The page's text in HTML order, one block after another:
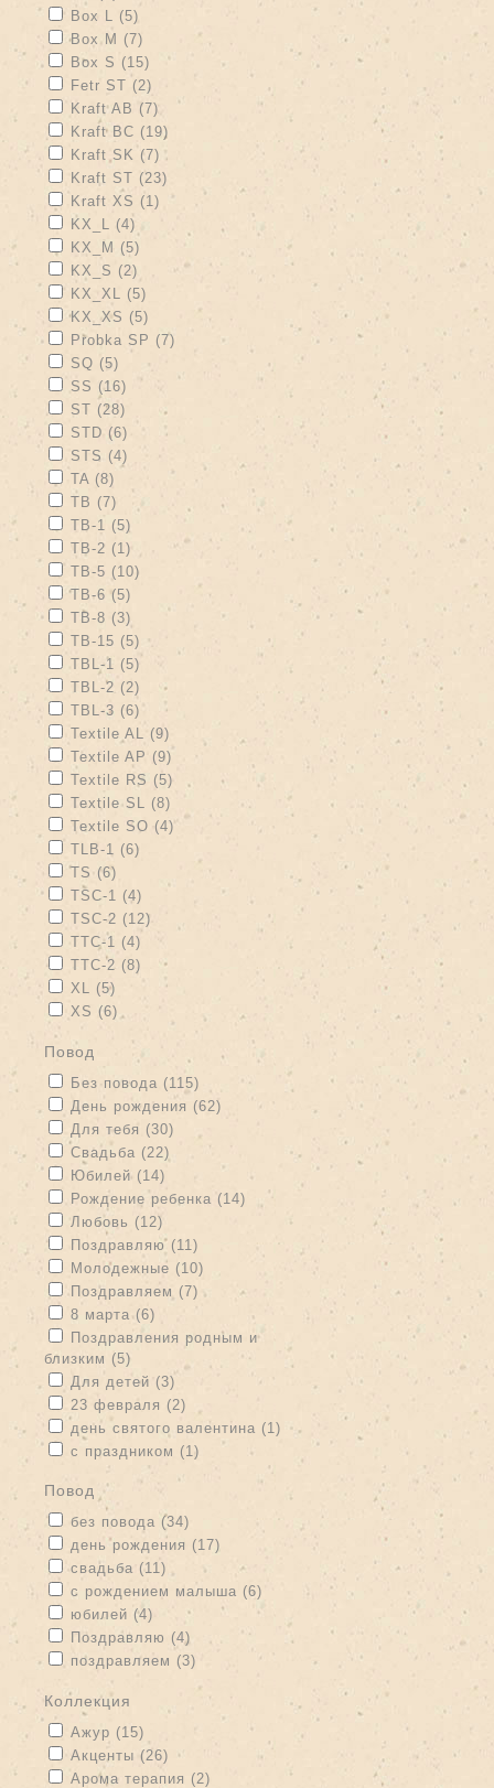
Apply Box L filter
Box L (5)
Apply Box M filter
Box M (7) Apply Box M filter
Apply Box S filter
Box S (15) Apply Box S filter
Apply Fetr ST filter
Fetr ST (2)
Apply Kraft AB filter
Kraft AB (7) Apply Kraft AB filter
Apply Kraft BC filter
Kraft BC (19)
Apply Kraft SK filter
Kraft SK (7) Apply Kraft SK filter
Apply Kraft ST filter
Kraft ST (23)
Apply Kraft XS filter
Kraft XS (1) Apply Kraft XS filter
Apply KX_L filter
KX_L (4)
Apply KX_M filter
KX_M (5)
Apply KX_S filter
KX_S (2) Apply KX_S filter
Apply KX_XL filter
KX_XL (5)
Apply KX_XS filter
KX_XS (5) Apply KX_XS filter
Apply Probka SP filter
Probka SP (7) Apply Probka SP filter
Apply SQ filter
SQ (5) Apply SQ filter
Apply SS filter
SS (16) Apply SS filter
Apply ST filter
ST (28) Apply ST filter
Apply STD filter
STD (6) Apply STD filter
Apply STS filter
STS (4)
Apply TA filter
TA (8) Apply TA filter
Apply TB filter
TB (7)
Apply TB-1 filter
TB-1 (5)
Apply TB-2 filter
TB-2 (1) Apply TB-2 filter
Apply TB-5 filter
TB-5 (10)
Apply TB-6 filter
TB-6 (5) Apply TB-6 filter
Apply TB-8 filter
TB-8 (3) Apply TB-8 filter
Apply TB-15 filter
TB-15 (5) Apply TB-15 filter
Apply TBL-1 filter
TBL-1 (5)
Apply TBL-2 filter
TBL-2 (2) Apply TBL-2 filter
Apply TBL-3 filter
TBL-3 (6) Apply TBL-3 filter
Apply Textile AL filter
Textile AL (9)
Apply Textile AP filter
Textile AP (9)
Apply Textile RS filter
Textile RS (5) Apply Textile RS filter
Apply Textile SL filter
Textile SL (8) Apply Textile SL filter
Apply Textile SO filter
Textile SO (4)Apply Textile SO filter
Apply TLB-1 filter
TLB-1 (6)
Apply TS filter
TS (6) Apply TS filter
Apply TSC-1 filter
TSC-1 (4) Apply TSC-1 filter
Apply TSC-2 filter
TSC-2 (12) Apply TSC-2 filter
Apply TTC-1 filter
TTC-1 (4)
Apply TTC-2 filter
TTC-2 (8) Apply TTC-2 filter
Apply XL filter
XL (5) Apply XL filter
Apply XS filter
XS (6)
повод
Apply Без повода filter
Без повода (115) Apply Без повода filter
Apply День рождения filter
День рождения (62) Apply День рождения filter
Apply Для тебя filter
Для тебя (30)
Apply Свадьба filter
Свадьба (22) Apply Свадьба filter
Apply Юбилей filter
Юбилей (14) Apply Юбилей filter
Apply Рождение ребенка filter
Рождение ребенка (14) Apply Рождение ребенка filter
Apply Любовь filter
Любовь (12) Apply Любовь filter
Apply Поздравляю filter
Поздравляю (11) Apply Поздравляю filter
Apply Молодежные filter
Молодежные (10) Apply Молодежные filter
Apply Поздравляем filter
Поздравляем (7) Apply Поздравляем filter
Apply 8 марта filter
8 марта (6)
Apply Поздравления родным и близким filter
Поздравления родным и
близким (5) Apply Поздравления родным и близким filter
Apply Для детей filter
Для детей (3)Apply Для детей filter
Apply 23 февраля filter
23 февраля (2)
Apply день святого валентина filter
день святого валентина (1) Apply день святого
валентина filter
Apply с праздником filter
с праздником (1) Apply с праздником filter
Повод
Apply без повода filter
без повода (34) Apply без повода filter
Apply день рождения filter
день рождения (17) Apply день рождения filter
Apply свадьба filter
свадьба (11) Apply свадьба filter
Apply с рождением малыша filter
с рождением малыша (6) Apply с рождением малыша
Apply юбилей filter
юбилей (4) Apply юбилей filter
Apply Поздравляю filter
Поздравляю (4) Apply Поздравляю filter
Apply поздравляем filter
поздравляем (3) Apply поздравляем filter
Коллекция
Apply Ажур filter
Ажур (15) Apply Ажур filter
Apply Акценты filter
Акценты (26) Apply Акценты filter
Apply Арома терапия filter
Арома терапия (2) Apply Арома терапия filter